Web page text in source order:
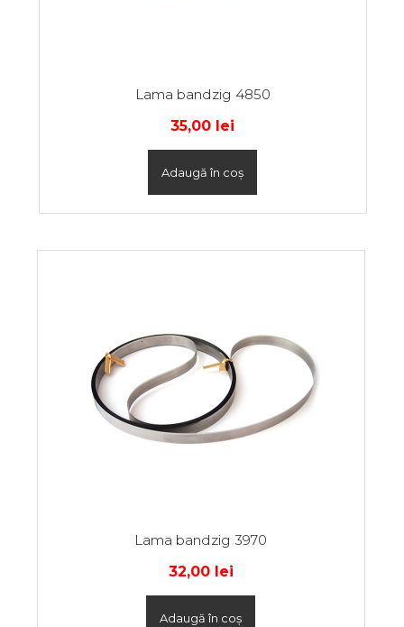
Lama bandzig 4850
35,00 lei
Adaugă în coș
Lama bandzig 3970
32,00 lei
Adaugă în coș